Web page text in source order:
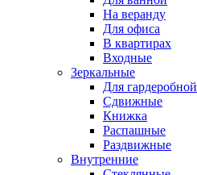
На веранду
Для офиса
В квартирах
Входные
Зеркальные
Для гардеробной
Сдвижные
Книжка
Распашные
Раздвижные
Внутренние